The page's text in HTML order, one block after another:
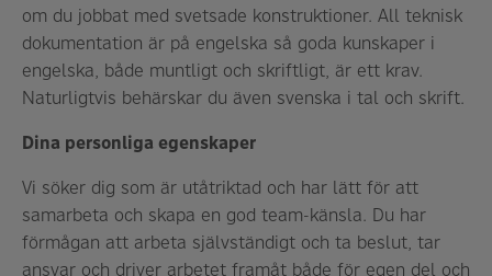
om du jobbat med svetsade konstruktioner. All teknisk
dokumentation är på engelska så goda kunskaper i
engelska, både muntligt och skriftligt, är ett krav.
Naturligtvis behärskar du även svenska i tal och skrift.
Dina personliga egenskaper
Vi söker dig som är utåtriktad och har lätt för att
samarbeta och skapa en god team-känsla. Du har
förmågan att arbeta självständigt och ta beslut, tar
ansvar och driver arbetet framåt både för egen del och